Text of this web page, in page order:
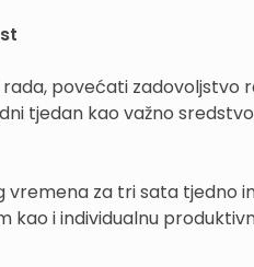
povećati zadovoljstvo
tjedan kao važno
vremena za tri sata tjedno
i individualnu